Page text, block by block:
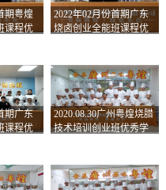
期粤煌
课程优
2022年02月份首期广东
烧卤创业全能班课程优
期广东
课程优
2020.08.30广州粤煌烧腊
技术培训创业班优秀学